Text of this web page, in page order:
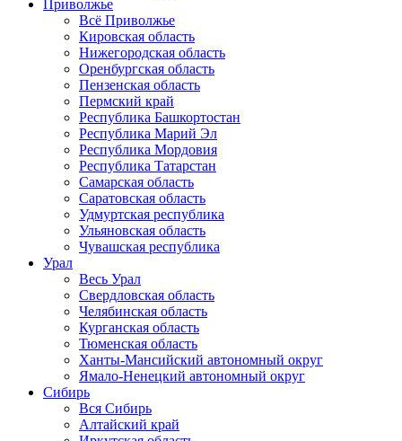
Приволжье
Всё Приволжье
Кировская область
Нижегородская область
Оренбургская область
Пензенская область
Пермский край
Республика Башкортостан
Республика Марий Эл
Республика Мордовия
Республика Татарстан
Самарская область
Саратовская область
Удмуртская республика
Ульяновская область
Чувашская республика
Урал
Весь Урал
Свердловская область
Челябинская область
Курганская область
Тюменская область
Ханты-Мансийский автономный округ
Ямало-Ненецкий автономный округ
Сибирь
Вся Сибирь
Алтайский край